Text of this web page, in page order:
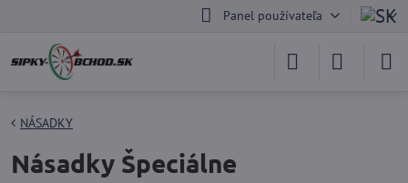
Panel používateľa
NÁSADKY
Násadky Špeciálne